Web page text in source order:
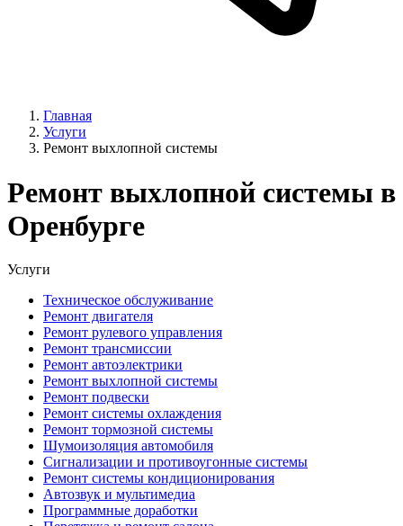
Главная
Услуги
Ремонт выхлопной системы
Ремонт выхлопной системы в
Оренбурге
Услуги
Техническое обслуживание
Ремонт двигателя
Ремонт рулевого управления
Ремонт трансмиссии
Ремонт автоэлектрики
Ремонт выхлопной системы
Ремонт подвески
Ремонт системы охлаждения
Ремонт тормозной системы
Шумоизоляция автомобиля
Сигнализации и противоугонные системы
Ремонт системы кондиционирования
Автозвук и мультимедиа
Программные доработки